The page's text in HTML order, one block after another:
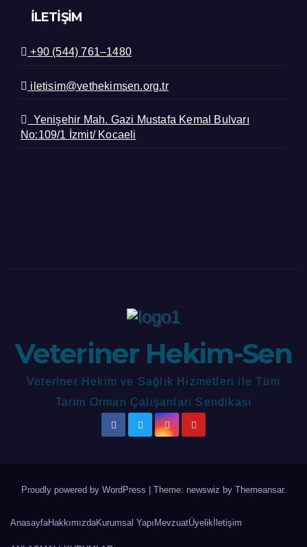
İLETIŞIM
+90 (544) 761–1480
iletisim@vethekimsen.org.tr
Yenişehir Mah. Gazi Mustafa Kemal Bulvarı
No:109/1 İzmit/ Kocaeli
Veteriner Hekim-Sen
Veteriner Hekim ve Sağlık Hizmetleri ile Tüm
Tarım Orman Çalışanları Sendikası
Proudly powered by WordPress Theme: newswiz by Themeansar.
AnasayfaHakkımızdaKurumsal Yapı MevzuatÜyelik İletişim